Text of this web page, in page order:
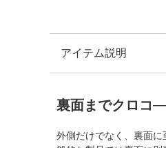
アイテム説明
裏面までクロコ
外側だけでなく、裏面